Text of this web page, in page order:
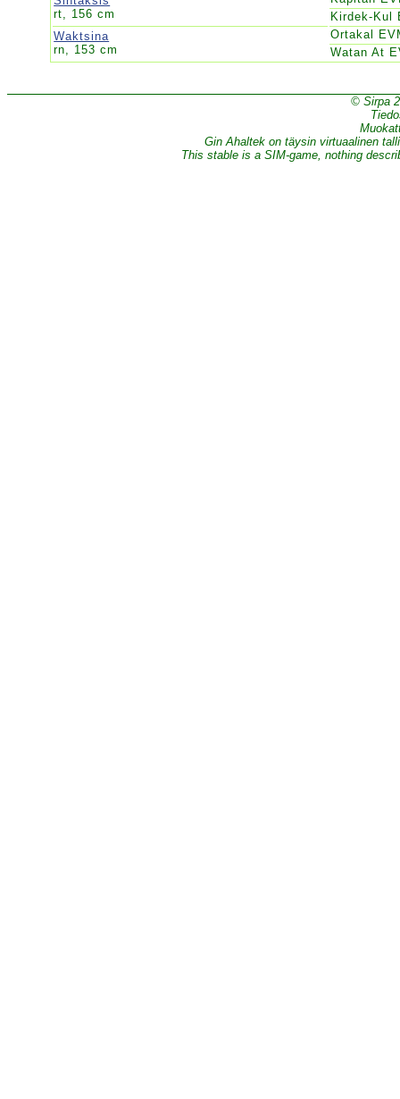
rt, 156 cm
Kirdek-Kul
Waktsina
rn, 153 cm
Ortakal
Watan At
© Sirpa
Gin Ahaltek on täysin virtuaalinen
This stable is a SIM-game, nothing